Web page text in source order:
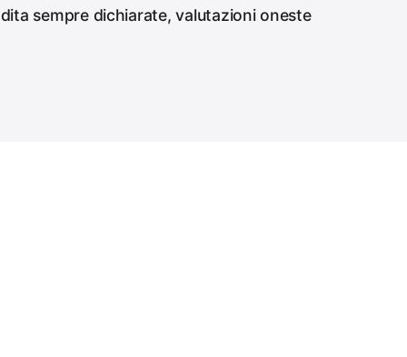
sempre dichiarate, valutazioni oneste